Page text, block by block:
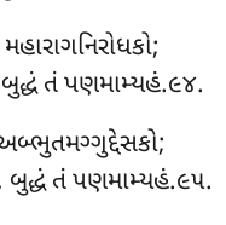
બુદ્ધં તં પણમામ્યહં.૯૪.
અબ્ભુતમગ્ગુદ્દેસકો;
બુદ્ધં તં પણમામ્યહં.૯૫.